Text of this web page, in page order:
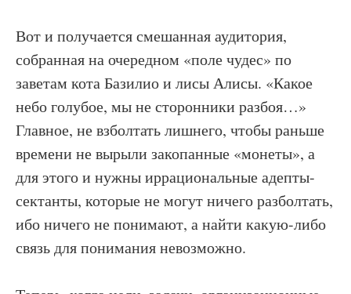
Вот и получается смешанная аудитория,
собранная на очередном «поле чудес» по
заветам кота Базилио и лисы Алисы. «Какое
небо голубое, мы не сторонники разбоя…»
Главное, не взболтать лишнего, чтобы раньше
времени не вырыли закопанные «монеты», а
для этого и нужны иррациональные адепты-
сектанты, которые не могут ничего разболтать,
ибо ничего не понимают, а найти какую-либо
связь для понимания невозможно.